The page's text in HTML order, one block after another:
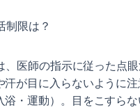
制限は？
、医師の指示に従った点
汗が目に入らないように注
浴・運動）。目をこすら